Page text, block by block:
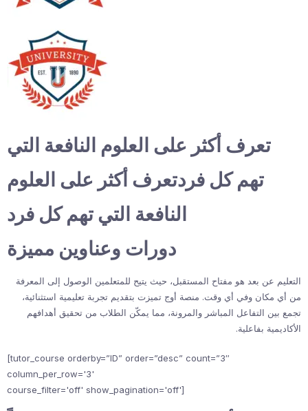
تعرف أكثر على العلوم النافعة التي
تهم كل فردتعرف أكثر على العلوم
النافعة التي تهم كل فرد
دورات وعناوين مميزة
التعليم عن بعد هو مفتاح المستقبل، حيث يتيح للمتعلمين الوصول إلى المعرفة
من أي مكان وفي أي وقت. منصة أوج تميزت بتقديم تجربة تعليمية استثنائية،
تجمع بين التفاعل المباشر والمرونة، مما يمكّن الطلاب من تحقيق أهدافهم
الأكاديمية بفاعلية.
[tutor_course orderby=”ID” order=”desc” count=”3″
column_per_row='3'
course_filter='off' show_pagination='off']